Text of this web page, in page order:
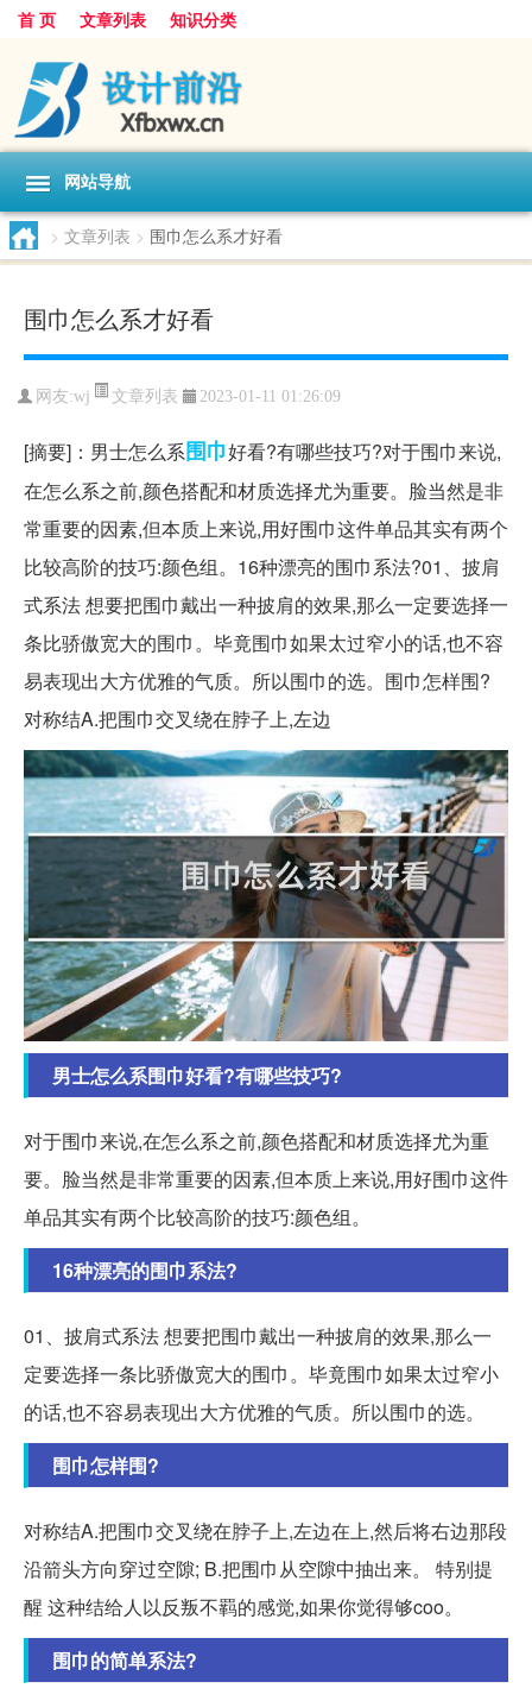
首 页 文章列表 知识分类
网站导航
> 文章列表 > 围巾怎么系才好看
围巾怎么系才好看
网友:wj 文章列表 2023-01-11 01:26:09
[摘要]：男士怎么系围巾好看?有哪些技巧?对于围巾来说,
在怎么系之前,颜色搭配和材质选择尤为重要。脸当然是非
常重要的因素,但本质上来说,用好围巾这件单品其实有两个
比较高阶的技巧:颜色组。16种漂亮的围巾系法?01、披肩
式系法 想要把围巾戴出一种披肩的效果,那么一定要选择一
条比骄傲宽大的围巾。毕竟围巾如果太过窄小的话,也不容
易表现出大方优雅的气质。所以围巾的选。围巾怎样围?
对称结A.把围巾交叉绕在脖子上,左边
男士怎么系围巾好看?有哪些技巧?
对于围巾来说,在怎么系之前,颜色搭配和材质选择尤为重
要。脸当然是非常重要的因素,但本质上来说,用好围巾这件
单品其实有两个比较高阶的技巧:颜色组。
16种漂亮的围巾系法?
01、披肩式系法 想要把围巾戴出一种披肩的效果,那么一
定要选择一条比骄傲宽大的围巾。毕竟围巾如果太过窄小
的话,也不容易表现出大方优雅的气质。所以围巾的选。
围巾怎样围?
对称结A.把围巾交叉绕在脖子上,左边在上,然后将右边那段
沿箭头方向穿过空隙; B.把围巾从空隙中抽出来。 特别提
醒 这种结给人以反叛不羁的感觉,如果你觉得够coo。
围巾的简单系法?